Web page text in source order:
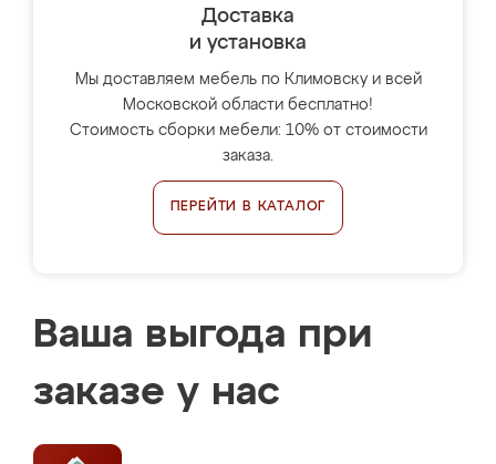
Доставка
и установка
Мы доставляем мебель по Климовску и всей
Московской области бесплатно!
Стоимость сборки мебели: 10% от стоимости
заказа.
ПЕРЕЙТИ В КАТАЛОГ
Ваша выгода при
заказе у нас